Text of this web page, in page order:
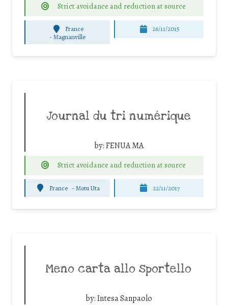
Strict avoidance and reduction at source
France
-Magnanville
26/11/2015
Journal du tri numérique
by:FENUA MA
Strict avoidance and reduction at source
France - Motu Uta 22/11/2017
Meno carta allo sportello
by:Intesa Sanpaolo